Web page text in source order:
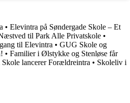
• Elevintra på Søndergade Skole – Et
til Park Alle Privatskole •
til Elevintra • GUG Skole og
• Familier i Ølstykke og Stenløse får
Skole lancerer Forældreintra • Skoleliv i